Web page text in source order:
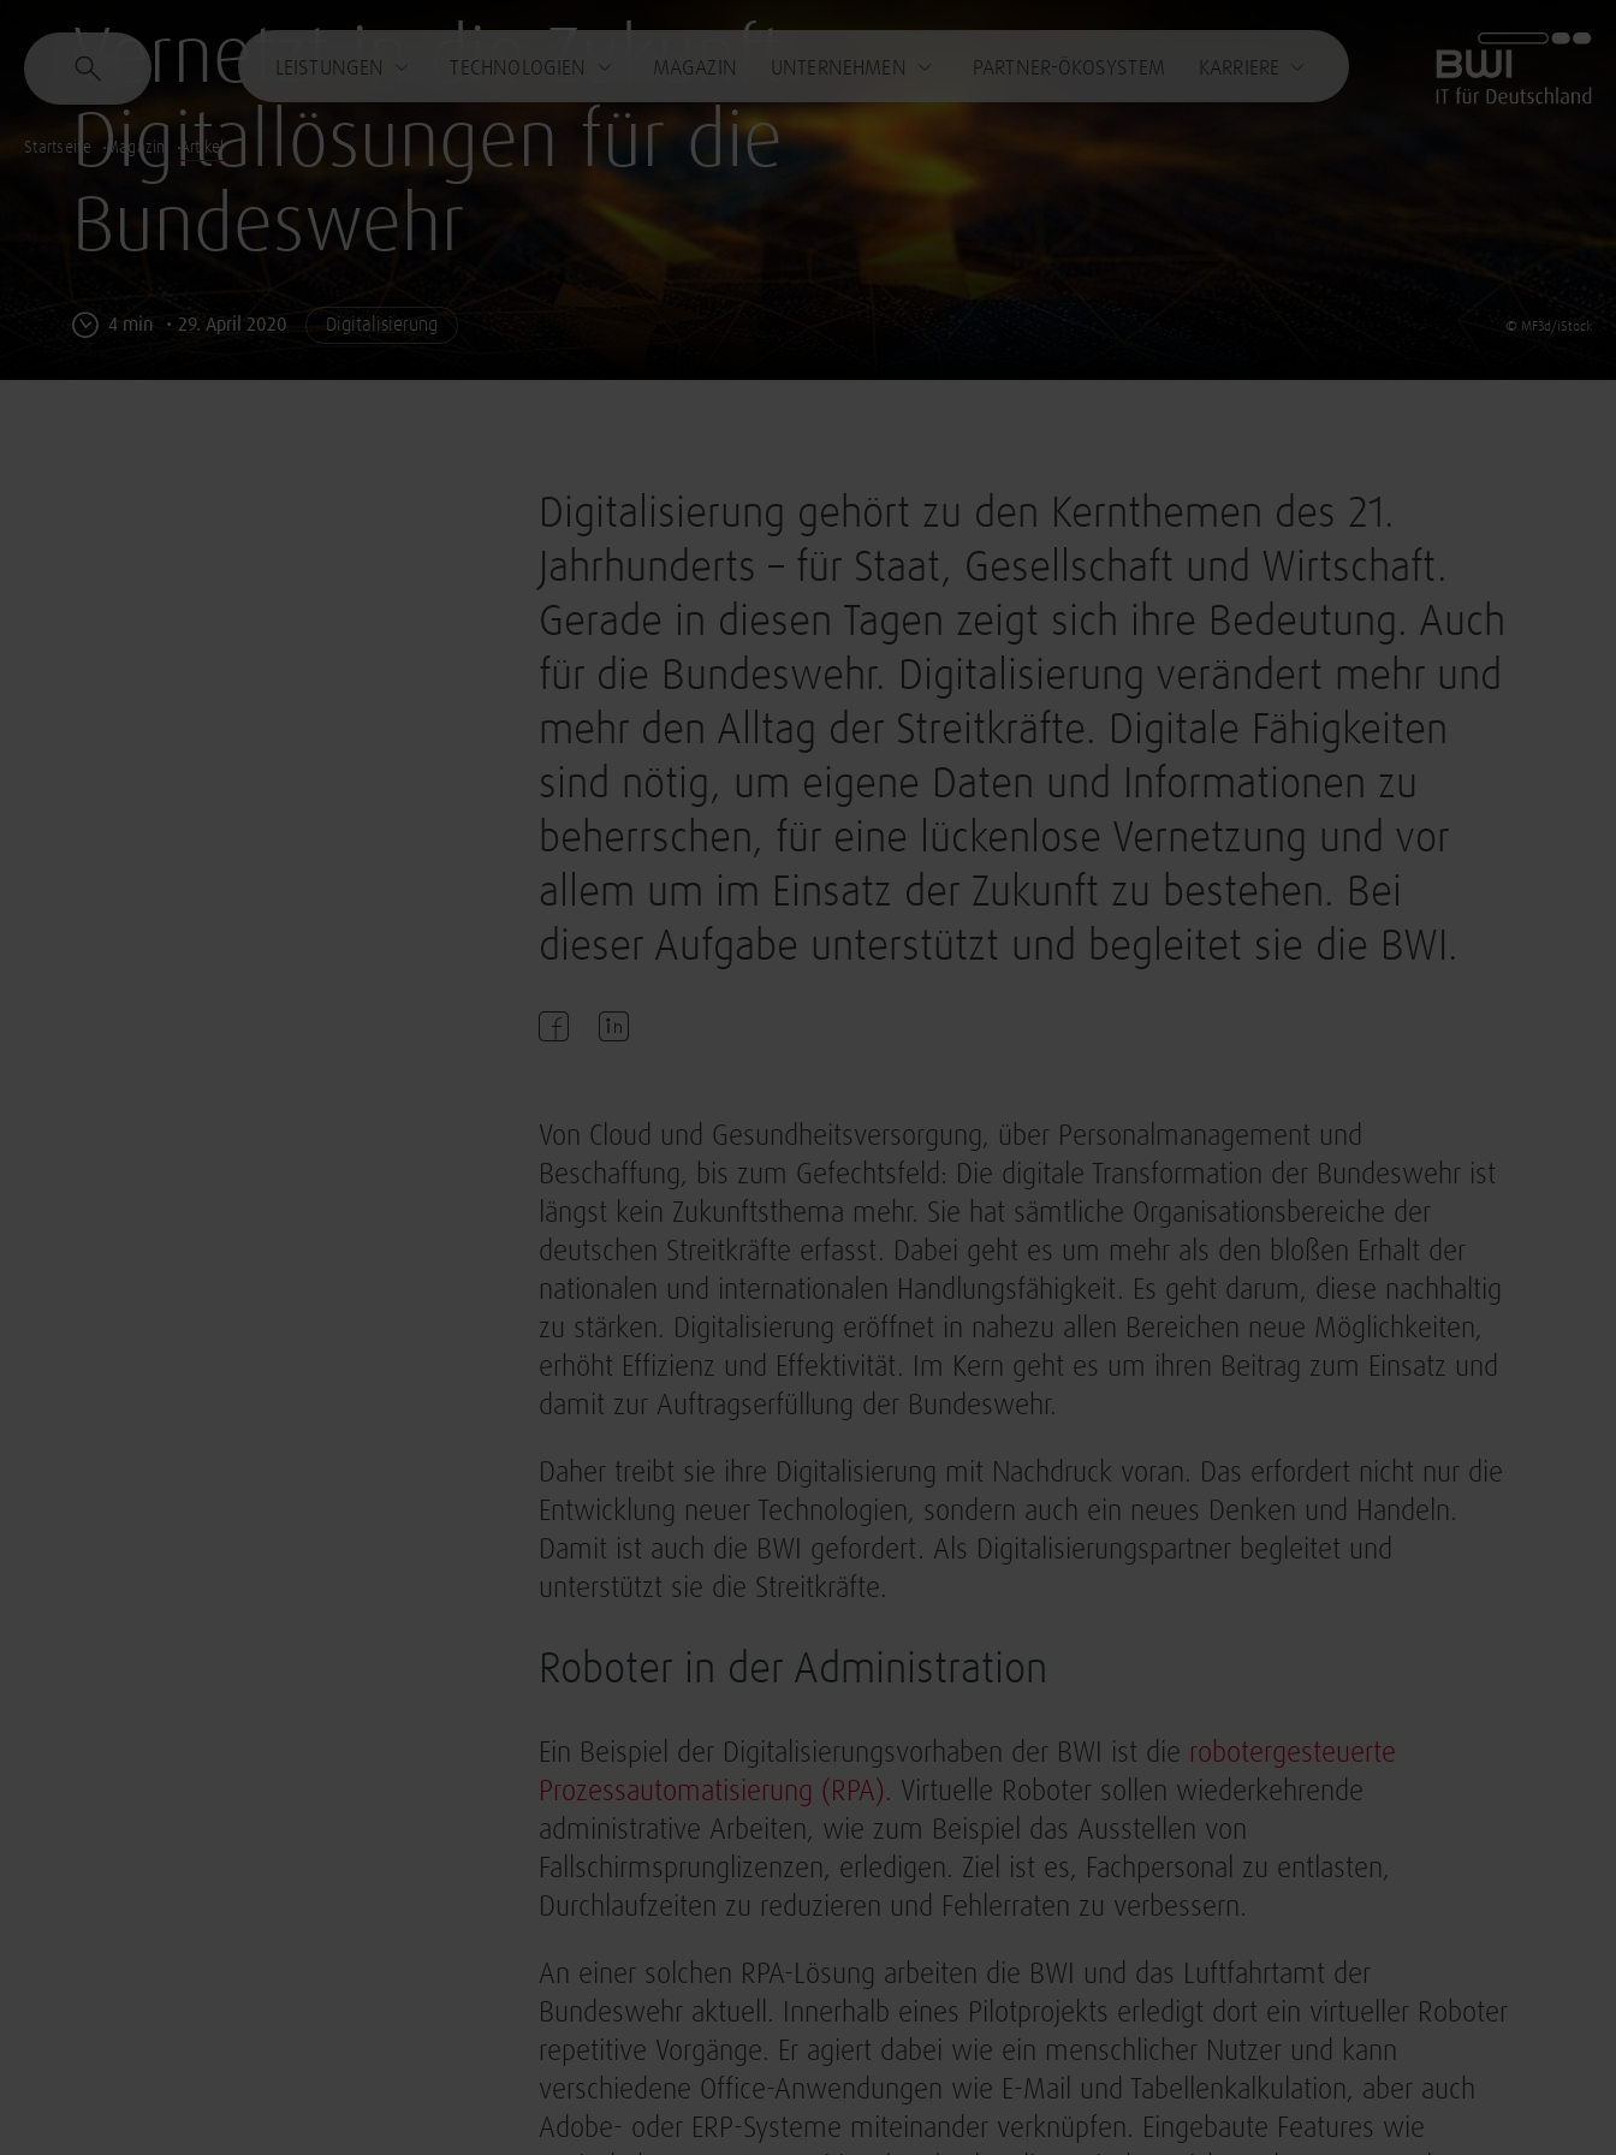
LEISTUNGEN TECHNOLOGIEN MAGAZIN UNTERNEHMEN PARTNER-ÖKOSYSTEM KARRIERE
BWI GmbH
Startseite Magazin Artikel
© MF3d/iStock
Vernetzt in die Zukunft:
Digitallösungen für die
Bundeswehr
4 min 29. April 2020 Digitalisierung
Digitalisierung gehört zu den Kernthemen des 21.
Jahrhunderts – für Staat, Gesellschaft und Wirtschaft.
Gerade in diesen Tagen zeigt sich ihre Bedeutung. Auch
für die Bundeswehr. Digitalisierung verändert mehr und
mehr den Alltag der Streitkräfte. Digitale Fähigkeiten
sind nötig, um eigene Daten und Informationen zu
beherrschen, für eine lückenlose Vernetzung und vor
allem um im Einsatz der Zukunft zu bestehen. Bei
dieser Aufgabe unterstützt und begleitet sie die BWI.
Von Cloud und Gesundheitsversorgung, über Personalmanagement und
Beschaffung, bis zum Gefechtsfeld: Die digitale Transformation der Bundeswehr ist
längst kein Zukunftsthema mehr. Sie hat sämtliche Organisationsbereiche der
deutschen Streitkräfte erfasst. Dabei geht es um mehr als den bloßen Erhalt der
nationalen und internationalen Handlungsfähigkeit. Es geht darum, diese nachhaltig
zu stärken. Digitalisierung eröffnet in nahezu allen Bereichen neue Möglichkeiten,
erhöht Effizienz und Effektivität. Im Kern geht es um ihren Beitrag zum Einsatz und
damit zur Auftragserfüllung der Bundeswehr.
Daher treibt sie ihre Digitalisierung mit Nachdruck voran. Das erfordert nicht nur die
Entwicklung neuer Technologien, sondern auch ein neues Denken und Handeln.
Damit ist auch die BWI gefordert. Als Digitalisierungspartner begleitet und
unterstützt sie die Streitkräfte.
Roboter in der Administration
Ein Beispiel der Digitalisierungsvorhaben der BWI ist die robotergesteuerte
Prozessautomatisierung (RPA). Virtuelle Roboter sollen wiederkehrende
administrative Arbeiten, wie zum Beispiel das Ausstellen von
Fallschirmsprunglizenzen, erledigen. Ziel ist es, Fachpersonal zu entlasten,
Durchlaufzeiten zu reduzieren und Fehlerraten zu verbessern.
An einer solchen RPA-Lösung arbeiten die BWI und das Luftfahrtamt der
Bundeswehr aktuell. Innerhalb eines Pilotprojekts erledigt dort ein virtueller Roboter
repetitive Vorgänge. Er agiert dabei wie ein menschlicher Nutzer und kann
verschiedene Office-Anwendungen wie E-Mail und Tabellenkalkulation, aber auch
Adobe- oder ERP-Systeme miteinander verknüpfen. Eingebaute Features wie